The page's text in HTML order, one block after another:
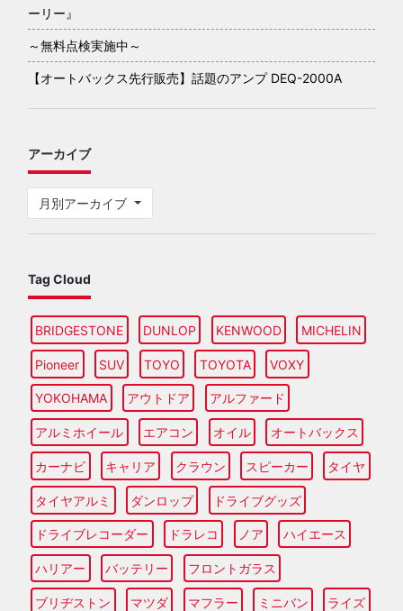
ーリー』
～無料点検実施中～
【オートバックス先行販売】話題のアンプ DEQ-2000A
アーカイブ
月別アーカイブ
Tag Cloud
BRIDGESTONE DUNLOP KENWOOD MICHELIN
Pioneer SUV TOYO TOYOTA VOXY
YOKOHAMA アウトドア アルファード
アルミホイール エアコン オイル オートバックス
カーナビ キャリア クラウン スピーカー タイヤ
タイヤアルミ ダンロップ ドライブグッズ
ドライブレコーダー ドラレコ ノア ハイエース
ハリアー バッテリー フロントガラス
ブリヂストン マツダ マフラー ミニバン ライズ